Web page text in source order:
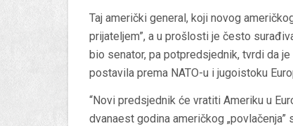
Taj američki general, koji novog
prijateljem”, a u prošlosti je često
bio senator, pa potpredsjednik, tvrdi da
postavila prema NATO-u i jugoistoku
“Novi predsjednik će vratiti Ameriku u
dvanaest godina američkog „povlačenja”